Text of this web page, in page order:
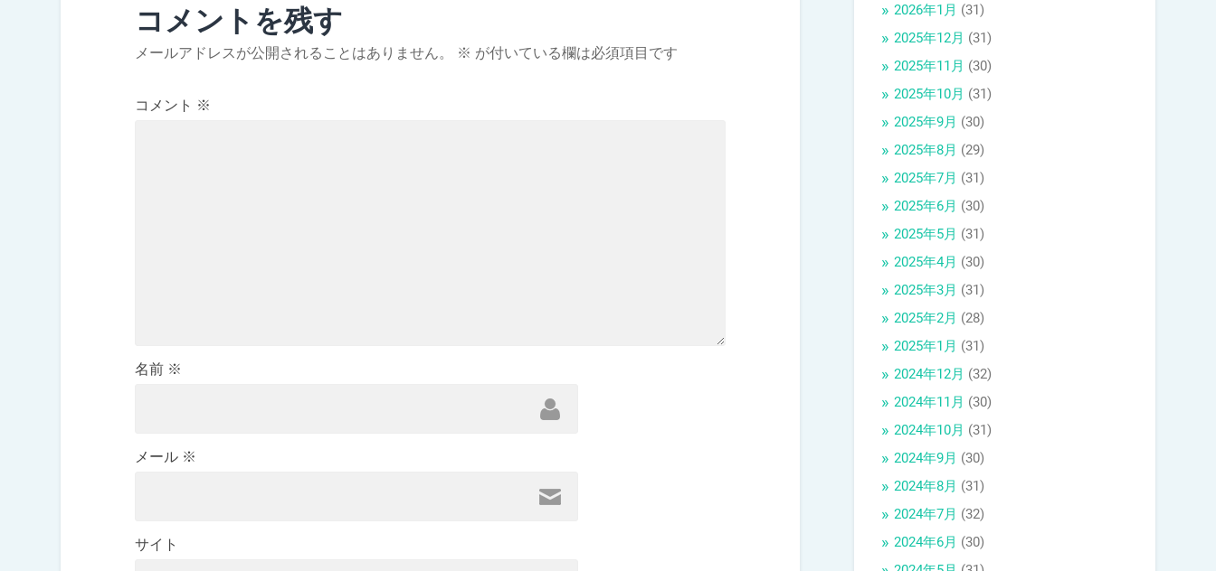
コメントを残す
メールアドレスが公開されることはありません。 ※ が付いている欄は必須項目です
コメント ※
名前 ※
メール ※
サイト
2026年1月 (31)
2025年12月 (31)
2025年11月 (30)
2025年10月 (31)
2025年9月 (30)
2025年8月 (29)
2025年7月 (31)
2025年6月 (30)
2025年5月 (31)
2025年4月 (30)
2025年3月 (31)
2025年2月 (28)
2025年1月 (31)
2024年12月 (32)
2024年11月 (30)
2024年10月 (31)
2024年9月 (30)
2024年8月 (31)
2024年7月 (32)
2024年6月 (30)